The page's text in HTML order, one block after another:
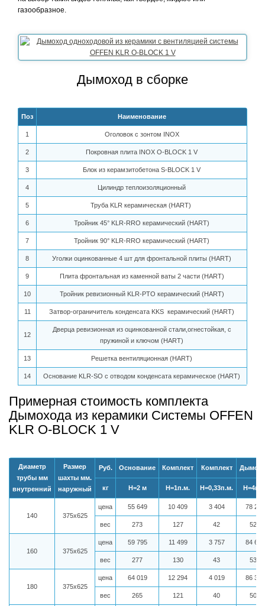
газообразное.
Дымоход в сборке
Поз Наименование
1 Оголовок с зонтом INOX
2 Покровная плита INOX O-BLOCK 1 V
3 Блок из керамзитобетона S-BLOCK 1 V
4 Цилиндр теплоизоляционный
5 Труба KLR керамическая (HART)
6 Тройник 45° KLR-RRO керамический (HART)
7 Тройник 90° KLR-RRO керамический (HART)
8 Уголки оцинкованные 4 шт для фронтальной плиты (HART)
9 Плита фронтальная из каменной ваты 2 части (HART)
10 Тройник ревизионный KLR-PTO керамический (HART)
11 Затвор-ограничитель конденсата KKS керамический (HART)
12
Дверца ревизионная из оцинкованной стали,огнестойкая, с
пружиной и ключом (HART)
13 Решетка вентиляционная (HART)
14 Основание KLR-SO с отводом конденсата керамическое (HART)
Примерная стоимость комплекта
Дымохода из керамики Системы OFFEN
KLR О-BLOCK 1 V
Диаметр
трубы мм
внутренний
Размер
шахты мм.
наружный
Руб. Основание Комплект Комплект
кг Н=2 м Н=1п.м. Н=0,33п.м.
140 375х625
цена 55 649 10 409 3 404 78 287
вес 273 127 42 529
160 375х625
цена 59 795 11 499 3 757 84 696
вес 277 130 43 539
180 375х625
цена 64 019 12 294 4 019 86 326
вес 265 121 40 506